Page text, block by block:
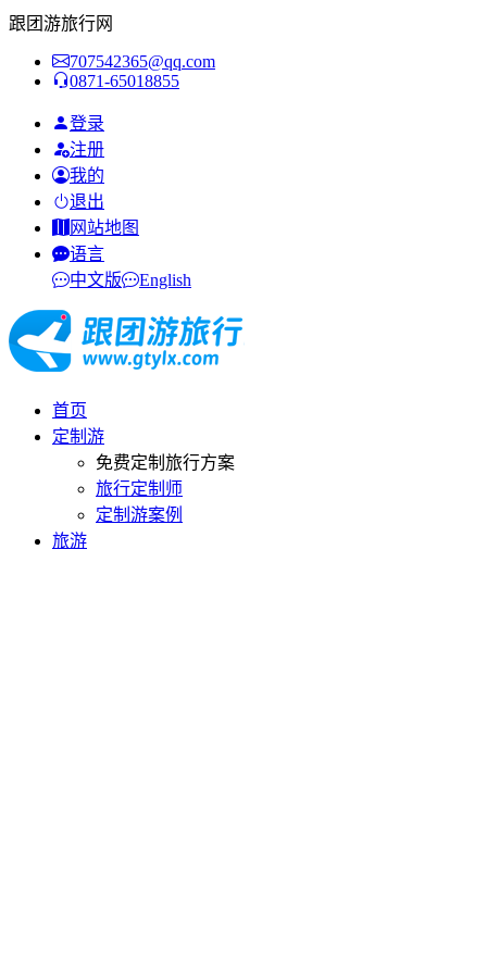
跟团游旅行网
707542365@qq.com
0871-65018855
登录
注册
我的
退出
网站地图
语言
中文版
English
首页
定制游
免费定制旅行方案
旅行定制师
定制游案例
旅游